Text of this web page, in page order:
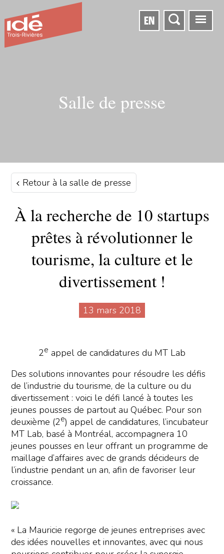
EN
Salle de presse
Retour à la salle de presse
À la recherche de 10 startups
prêtes à révolutionner le
tourisme, la culture et le
divertissement !
13 mars 2018
2e appel de candidatures du MT Lab
Des solutions innovantes pour résoudre les défis
de l’industrie du tourisme, de la culture ou du
divertissement : voici le défi lancé à toutes les
jeunes pousses de partout au Québec. Pour son
deuxième (2e) appel de candidatures, l’incubateur
MT Lab, basé à Montréal, accompagnera 10
jeunes pousses en leur offrant un programme de
maillage d’affaires avec de grands décideurs de
l’industrie pendant un an, afin de favoriser leur
croissance.
« La Mauricie regorge de jeunes entreprises avec
des idées nouvelles et innovantes, avec qui nous